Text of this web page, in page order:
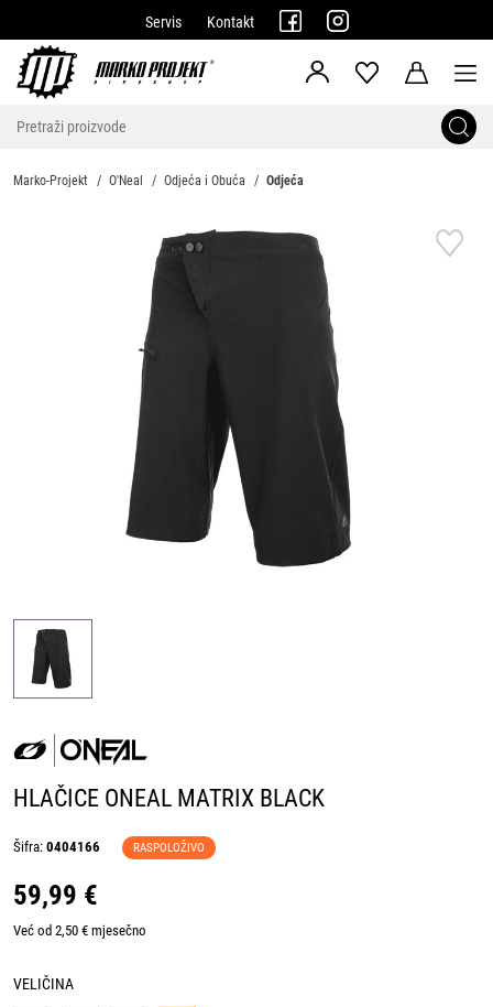
Servis Kontakt
Marko-Projekt O'Neal Odjeća i Obuća Odjeća
HLAČICE ONEAL MATRIX BLACK
Šifra: 0404166 RASPOLOŽIVO
59,99 €
Već od 2,50 € mjesečno
VELIČINA